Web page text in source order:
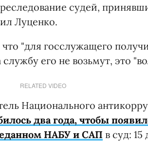
судей,
Луценко.
"для госслужащего
его не возьмут, это
RELATED VIDEO
Национального
два года, чтобы
НАБУ и САП в суд: 15